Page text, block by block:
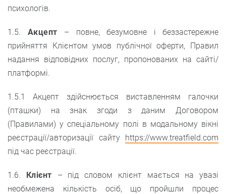
психологів.
1.5. Акцепт – повне, безумовне і беззастережне
прийняття Клієнтом умов публічної оферти, Правил
надання відповідних послуг, пропонованих на сайті/
платформі.
1.5.1 Акцепт здійснюється виставленням галочки
(пташки) на знак згоди з даним Договором
(Правилами) у спеціальному полі в модальному вікні
реєстрації/авторизації сайту https://www.treatfield.com
під час реєстрації.
1.6. Клієнт – під словом клієнт мається на увазі
необмежена кількість осіб, що пройшли процес